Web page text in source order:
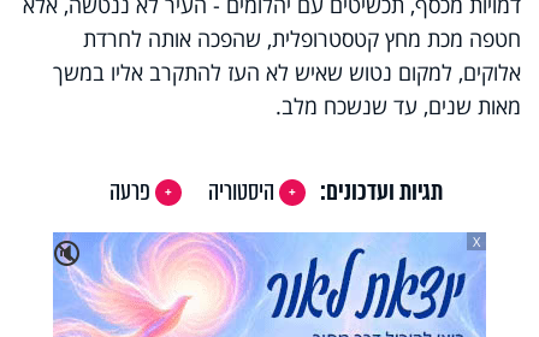
חטפה מכת מחץ קטסטרופלית, שהפכה אותה לחרדת
אלוקים, למקום נטוש שאיש לא העז להתקרב אליו במשך
מאות שנים, עד שנשכח מלב.
תגיות ועדכונים: היסטוריה
פרעה
🔇
X